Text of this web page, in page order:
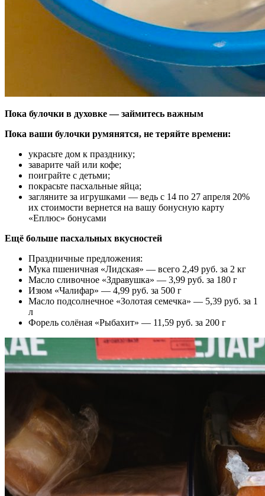
Пока булочки в духовке — займитесь важным
Пока ваши булочки румянятся, не теряйте времени:
украсьте дом к празднику;
заварите чай или кофе;
поиграйте с детьми;
покрасьте пасхальные яйца;
загляните за игрушками — ведь с 14 по 27 апреля 20%
их стоимости вернется на вашу бонусную карту
«Еплюс» бонусами
Ещё больше пасхальных вкусностей
Праздничные предложения:
Мука пшеничная «Лидская» — всего 2,49 руб. за 2 кг
Масло сливочное «Здравушка» — 3,99 руб. за 180 г
Изюм «Чалифар» — 4,99 руб. за 500 г
Масло подсолнечное «Золотая семечка» — 5,39 руб. за 1
л
Форель солёная «Рыбахит» — 11,59 руб. за 200 г